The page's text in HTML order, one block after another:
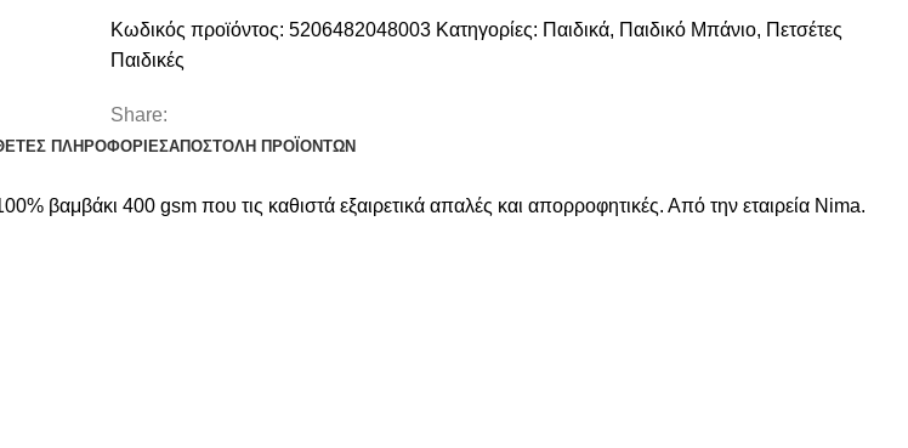
ποσότητα
Κωδικός προϊόντος: 5206482048003 Κατηγορίες: Παιδικά, Παιδικό Μπάνιο, Πετσέτες
Παιδικές
Share:
ΠΛΗΡΟΦΟΡΊΕΣΑΠΟΣΤΟΛΉ ΠΡΟΪΌΝΤΩΝ
βαμβάκι 400 gsm που τις καθιστά εξαιρετικά απαλές και απορροφητικές. Από την εταιρεία Nima.